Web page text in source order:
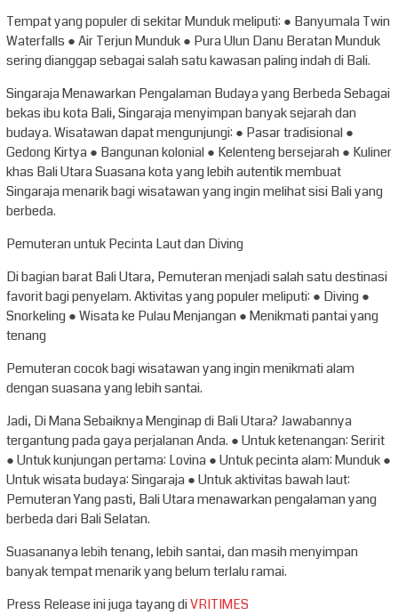
Tempat yang populer di sekitar Munduk meliputi: ● Banyumala Twin
Waterfalls ● Air Terjun Munduk ● Pura Ulun Danu Beratan Munduk
sering dianggap sebagai salah satu kawasan paling indah di Bali.
Singaraja Menawarkan Pengalaman Budaya yang Berbeda Sebagai
bekas ibu kota Bali, Singaraja menyimpan banyak sejarah dan
budaya. Wisatawan dapat mengunjungi: ● Pasar tradisional ●
Gedong Kirtya ● Bangunan kolonial ● Kelenteng bersejarah ● Kuliner
khas Bali Utara Suasana kota yang lebih autentik membuat
Singaraja menarik bagi wisatawan yang ingin melihat sisi Bali yang
berbeda.
Pemuteran untuk Pecinta Laut dan Diving
Di bagian barat Bali Utara, Pemuteran menjadi salah satu destinasi
favorit bagi penyelam. Aktivitas yang populer meliputi: ● Diving ●
Snorkeling ● Wisata ke Pulau Menjangan ● Menikmati pantai yang
tenang
Pemuteran cocok bagi wisatawan yang ingin menikmati alam
dengan suasana yang lebih santai.
Jadi, Di Mana Sebaiknya Menginap di Bali Utara? Jawabannya
tergantung pada gaya perjalanan Anda. ● Untuk ketenangan: Seririt
● Untuk kunjungan pertama: Lovina ● Untuk pecinta alam: Munduk ●
Untuk wisata budaya: Singaraja ● Untuk aktivitas bawah laut:
Pemuteran Yang pasti, Bali Utara menawarkan pengalaman yang
berbeda dari Bali Selatan.
Suasananya lebih tenang, lebih santai, dan masih menyimpan
banyak tempat menarik yang belum terlalu ramai.
Press Release ini juga tayang diVRITIMES